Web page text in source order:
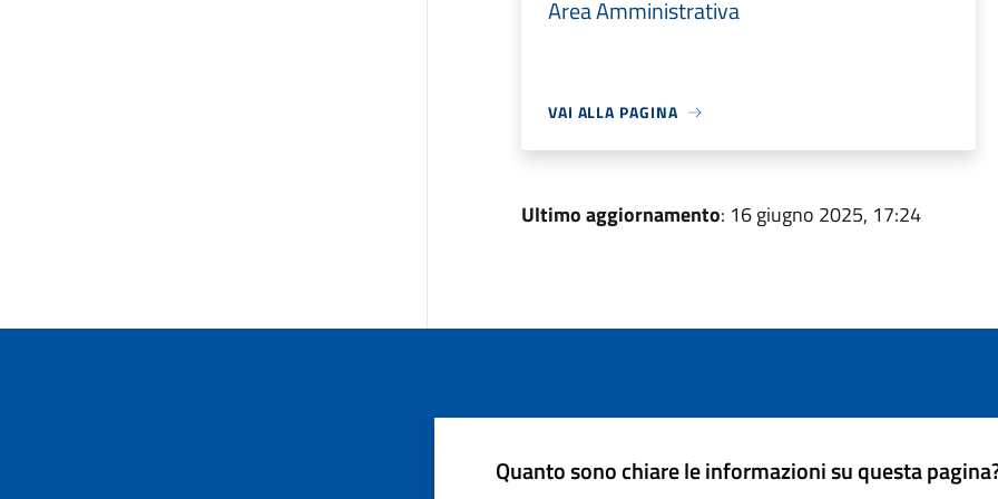
Area Amministrativa
VAI ALLA PAGINA
Ultimo aggiornamento: 16 giugno 2025, 17:24
Quanto sono chiare le informazioni su questa